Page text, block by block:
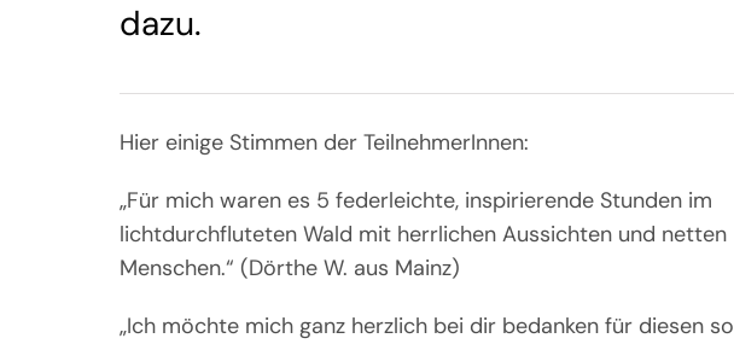
dazu.
Hier einige Stimmen der TeilnehmerInnen:
„Für mich waren es 5 federleichte, inspirierende Stunden im
lichtdurchfluteten Wald mit herrlichen Aussichten und netten
Menschen.“ (Dörthe W. aus Mainz)
„Ich möchte mich ganz herzlich bei dir bedanken für diesen so